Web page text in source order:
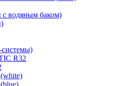
с водяным баком)
системы)
R32